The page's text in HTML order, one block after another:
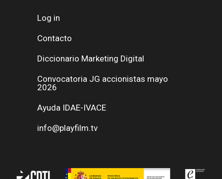
Log in
Contacto
Diccionario Marketing Digital
Convocatoria JG accionistas mayo
2026
Ayuda IDAE-IVACE
info@playfilm.tv